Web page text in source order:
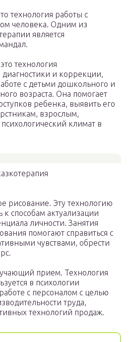
технология работы с
человека. Одним из
является
технология
диагностики и коррекции,
с детьми дошкольного и
возраста. Она помогает
ребенка, выявить его
взрослым,
психологический климат в
рисование. Эту технологию
к способам актуализации
личности. Занятия
помогают справиться с
чувствами, обрести
прием. Технология
в психологии
с персоналом с целью
труда,
технологий продаж.